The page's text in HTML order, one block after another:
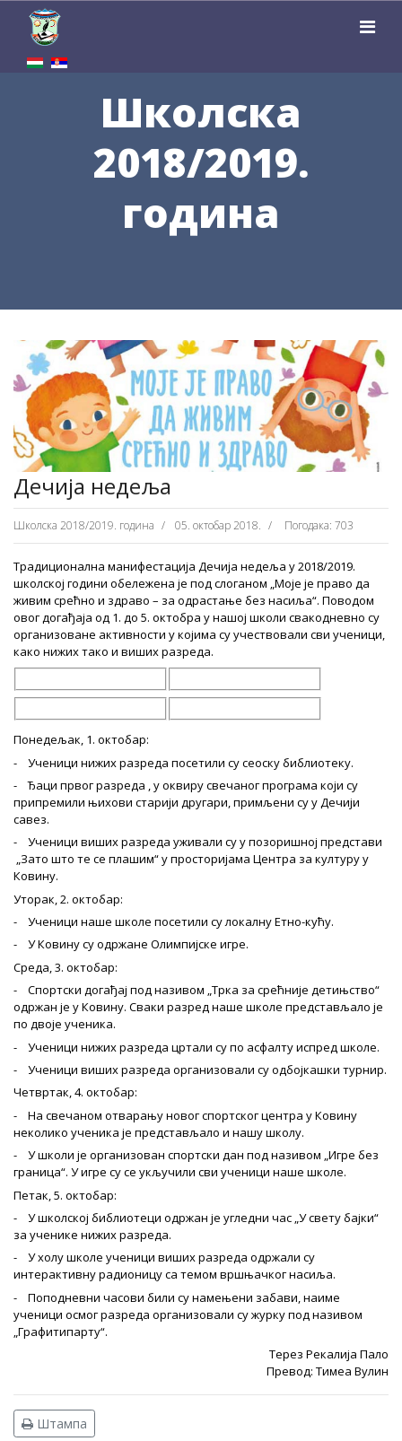
Школска
2018/2019.
година
Дечија недеља
Школска 2018/2019. година 05. октобар 2018. Погодака: 703
Традиционална манифестација Дечија недеља у 2018/2019.
школској години обележена је под слоганом „Моје је право да
живим срећно и здраво – за одрастање без насиља“. Поводом
овог догађаја од 1. до 5. октобра у нашој школи свакодневно су
организоване активности у којима су учествовали сви ученици,
како нижих тако и виших разреда.
Понедељак, 1. октобар:
- Ученици нижих разреда посетили су сеоску библиотеку.
- Ђаци првог разреда , у оквиру свечаног програма који су
припремили њихови старији другари, примљени су у Дечији
савез.
- Ученици виших разреда уживали су у позоришној представи
„Зато што те се плашим“ у просторијама Центра за културу у
Ковину.
Уторак, 2. октобар:
- Ученици наше школе посетили су локалну Етно-кућу.
- У Ковину су одржане Олимпијске игре.
Среда, 3. октобар:
- Спортски догађај под називом „Трка за срећније детињство“
одржан је у Ковину. Сваки разред наше школе представљало је
по двоје ученика.
- Ученици нижих разреда цртали су по асфалту испред школе.
- Ученици виших разреда организовали су одбојкашки турнир.
Четвртак, 4. октобар:
- На свечаном отварању новог спортског центра у Ковину
неколико ученика је представљало и нашу школу.
- У школи је организован спортски дан под називом „Игре без
граница“. У игре су се укључили сви ученици наше школе.
Петак, 5. октобар:
- У школској библиотеци одржан је угледни час „У свету бајки“
за ученике нижих разреда.
- У холу школе ученици виших разреда одржали су
интерактивну радионицу са темом вршњачког насиља.
- Поподневни часови били су намењени забави, наиме
ученици осмог разреда организовали су журку под називом
„Графитипартy“.
Терез Рекалија Пало
Превод: Тимеа Вулин
Штампа